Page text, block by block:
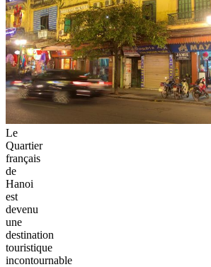
Le
Quartier
français
de
Hanoi
est
devenu
une
destination
touristique
incontournable